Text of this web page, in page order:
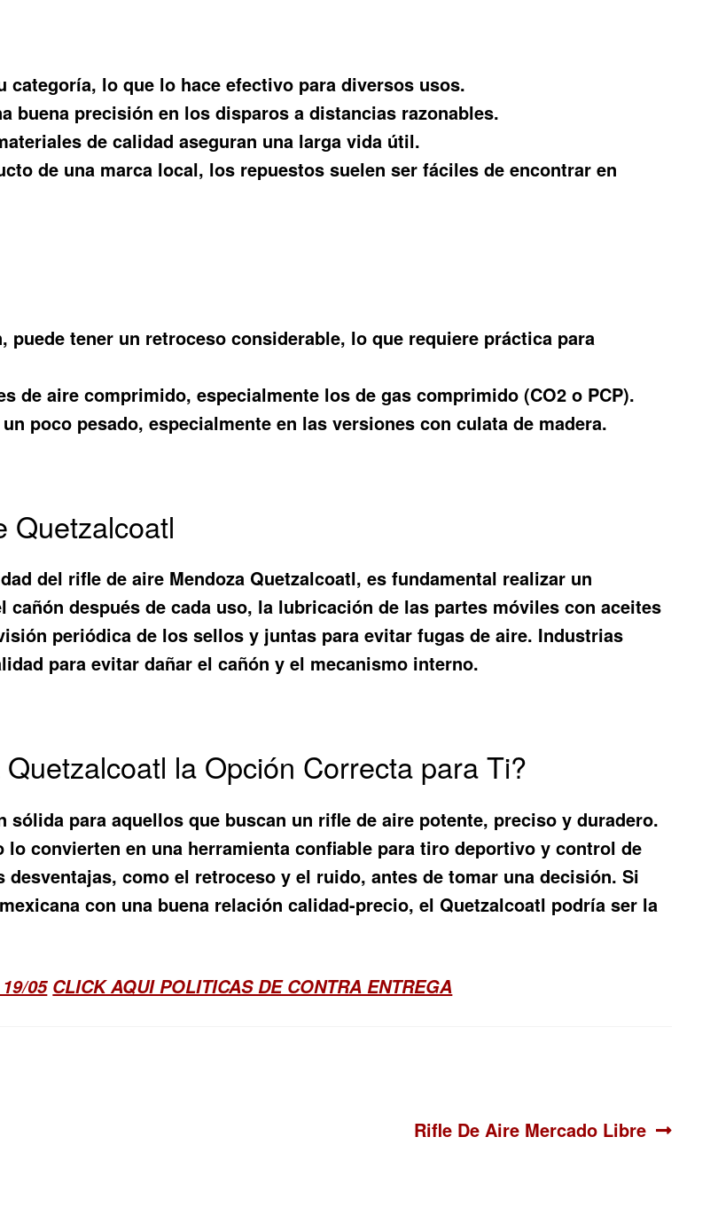
categoría, lo que lo hace efectivo para diversos usos.
buena precisión en los disparos a distancias razonables.
de calidad aseguran una larga vida útil.
de una marca local, los repuestos suelen ser fáciles de encontrar en
tener un retroceso considerable, lo que requiere práctica para
de aire comprimido, especialmente los de gas comprimido (CO2 o PCP).
poco pesado, especialmente en las versiones con culata de madera.
Quetzalcoatl
del rifle de aire Mendoza Quetzalcoatl, es fundamental realizar un
después de cada uso, la lubricación de las partes móviles con aceites
periódica de los sellos y juntas para evitar fugas de aire. Industrias
para evitar dañar el cañón y el mecanismo interno.
la Opción Correcta para Ti?
para aquellos que buscan un rifle de aire potente, preciso y duradero.
convierten en una herramienta confiable para tiro deportivo y control de
como el retroceso y el ruido, antes de tomar una decisión. Si
con una buena relación calidad-precio, el Quetzalcoatl podría ser la
05 CLICK AQUI POLITICAS DE CONTRA ENTREGA
Siguiente:
Rifle De Aire Mercado Libre